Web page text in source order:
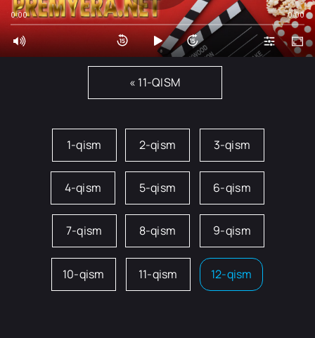
0:00 0:00
« 11-QISM
1-qism 2-qism 3-qism
4-qism 5-qism 6-qism
7-qism 8-qism 9-qism
10-qism 11-qism 12-qism